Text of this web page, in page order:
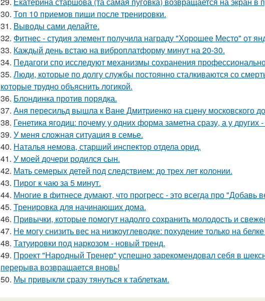
30. Топ 10 приемов пищи после тренировки.
31. Выводы сами делайте.
32. Фитнес - студия элемент получила награду "Хорошее Место" от
33. Каждый день встаю на виброплатформу минут на 20-30.
34. Педагоги спо исследуют механизмы сохранения
35. Люди, которые по долгу службы постоянно сталкиваются со
которые трудно объяснить логикой.
36. Блондинка против порядка.
37. Аня пересильд вышла к Ване Дмитриенко на сцену московского
38. Генетика ягодиц: почему у одних форма заметна сразу, а у других -
39. У меня сложная ситуация в семье.
40. Наталья немова, старший инспектор отдела орид.
41. У моей дочери родился сын.
42. Мать семерых детей под следствием: до трех лет колонии.
43. Пирог к чаю за 5 минут.
44. Многие в фитнесе думают, что прогресс - это всегда про "Добавь
45. Тренировка для начинающих дома.
46. Привычки, которые помогут надолго сохранить молодость и
47. Не могу снизить вес на низкоуглеводке: похудение только на
48. Татуировки под наркозом - новый тренд.
49. Проект "Народный Тренер" успешно зарекомендовал себя в
перерыва возвращается вновь!
50. Мы привыкли сразу тянуться к таблеткам.